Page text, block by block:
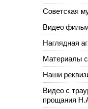
Советская
Видео
Наглядная
Материалы
Наши
Видео с
прощания